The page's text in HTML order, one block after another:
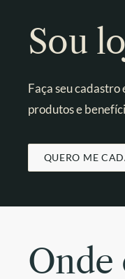
Sou
Faça seu cadastro
produtos e
QUERO ME
Onde